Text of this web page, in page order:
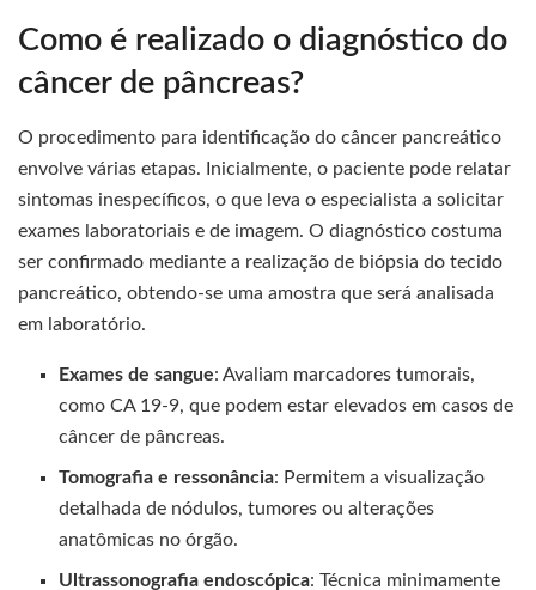
Como é realizado o diagnóstico do
câncer de pâncreas?
O procedimento para identificação do câncer pancreático
envolve várias etapas. Inicialmente, o paciente pode relatar
sintomas inespecíficos, o que leva o especialista a solicitar
exames laboratoriais e de imagem. O diagnóstico costuma
ser confirmado mediante a realização de biópsia do tecido
pancreático, obtendo-se uma amostra que será analisada
em laboratório.
Exames de sangue: Avaliam marcadores tumorais,
como CA 19-9, que podem estar elevados em casos de
câncer de pâncreas.
Tomografia e ressonância: Permitem a visualização
detalhada de nódulos, tumores ou alterações
anatômicas no órgão.
Ultrassonografia endoscópica: Técnica minimamente